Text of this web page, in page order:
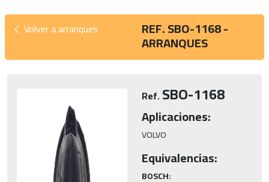
Volver a arranques REF. SBO-1168 -
ARRANQUES
Ref.SBO-1168
Aplicaciones:
VOLVO
Equivalencias:
BOSCH: